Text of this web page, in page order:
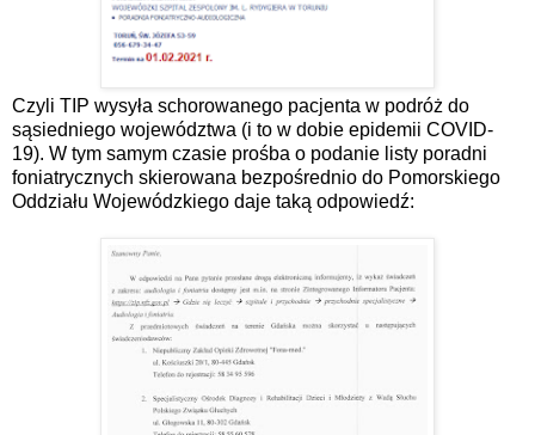
Czyli TIP wysyła schorowanego pacjenta w podróż do
sąsiedniego województwa (i to w dobie epidemii COVID-
19). W tym samym czasie prośba o podanie listy poradni
foniatrycznych skierowana bezpośrednio do Pomorskiego
Oddziału Wojewódzkiego daje taką odpowiedź: